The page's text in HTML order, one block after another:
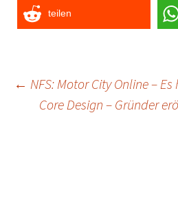
teilen
Post
← NFS: Motor City Online –
Core Design – Gründer